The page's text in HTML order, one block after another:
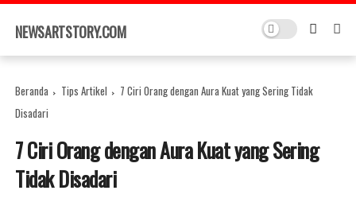
×
NEWSARTSTORY.COM
Beranda Tips Artikel
7 Ciri Orang dengan Aura Kuat yang Sering Tidak
Disadari
7 Ciri Orang dengan Aura Kuat yang Sering
Tidak Disadari